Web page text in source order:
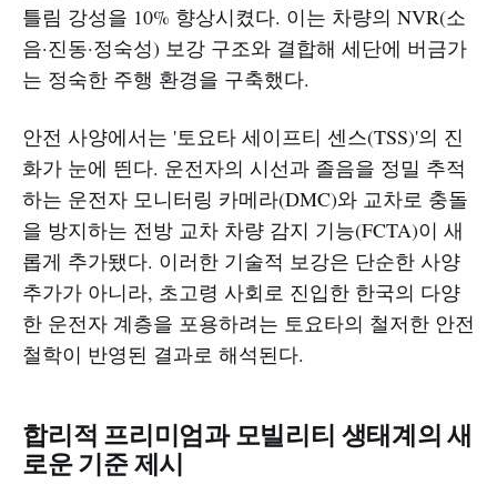
틀림 강성을 10% 향상시켰다. 이는 차량의 NVR(소
음·진동·정숙성) 보강 구조와 결합해 세단에 버금가
는 정숙한 주행 환경을 구축했다.
안전 사양에서는 '토요타 세이프티 센스(TSS)'의 진
화가 눈에 띈다. 운전자의 시선과 졸음을 정밀 추적
하는 운전자 모니터링 카메라(DMC)와 교차로 충돌
을 방지하는 전방 교차 차량 감지 기능(FCTA)이 새
롭게 추가됐다. 이러한 기술적 보강은 단순한 사양
추가가 아니라, 초고령 사회로 진입한 한국의 다양
한 운전자 계층을 포용하려는 토요타의 철저한 안전
철학이 반영된 결과로 해석된다.
합리적 프리미엄과 모빌리티 생태계의 새
로운 기준 제시